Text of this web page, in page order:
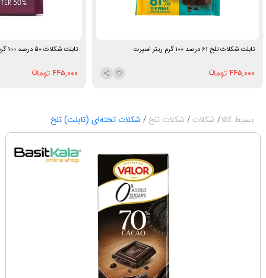
تابلت شکلات تلخ 61 درصد 100 گرم ریتر اسپرت
445,000
تابلت شکلات 50 درصد 100 گرم ریتر اسپرت
445,000
بسیط کالا شکلات شکلات تلخ شکلات تخته‌ای (تابلت) تلخ